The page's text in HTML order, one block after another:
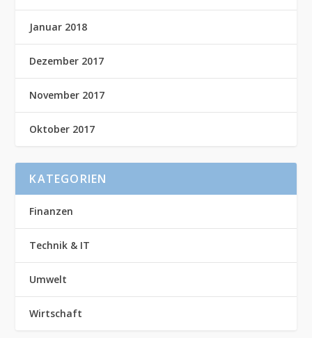
Januar 2018
Dezember 2017
November 2017
Oktober 2017
KATEGORIEN
Finanzen
Technik & IT
Umwelt
Wirtschaft